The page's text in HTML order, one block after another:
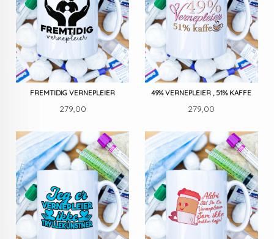
FREMTIDIG VERNEPLEIER
Pris
279,00
49% VERNEPLEIER , 51% KAFFE
Pris
279,00